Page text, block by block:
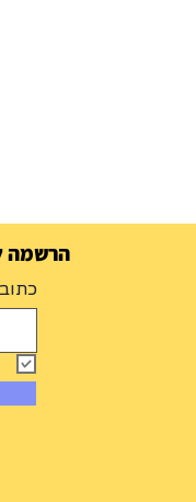
הרשמה